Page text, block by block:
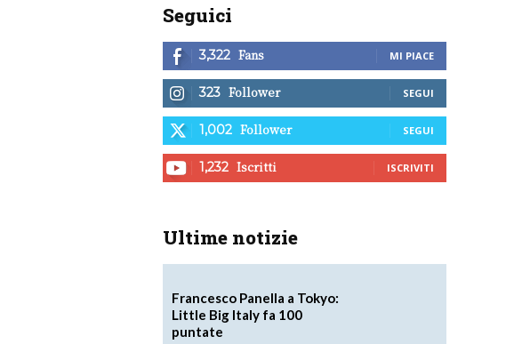
Seguici
3,322 Fans MI PIACE
323 Follower SEGUI
1,002 Follower SEGUI
1,232 Iscritti ISCRIVITI
Ultime notizie
Francesco Panella a Tokyo:
Little Big Italy fa 100
puntate